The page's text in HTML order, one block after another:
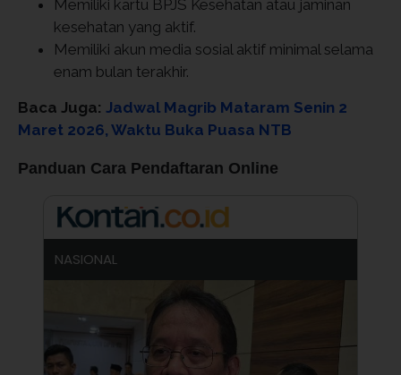
Memiliki kartu BPJS Kesehatan atau jaminan
kesehatan yang aktif.
Memiliki akun media sosial aktif minimal selama
enam bulan terakhir.
Baca Juga: Jadwal Magrib Mataram Senin 2
Maret 2026, Waktu Buka Puasa NTB
Panduan Cara Pendaftaran Online
NASIONAL